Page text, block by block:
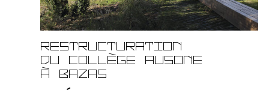
RESTRUCTURATION
DU COLLÈGE AUSONE
À BAZAS